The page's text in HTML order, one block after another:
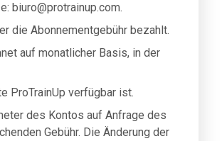
biuro@protrainup.com.
die Abonnementgebühr bezahlt.
auf monatlicher Basis, in der
ProTrainUp verfügbar ist.
des Kontos auf Anfrage des
Gebühr. Die Änderung der